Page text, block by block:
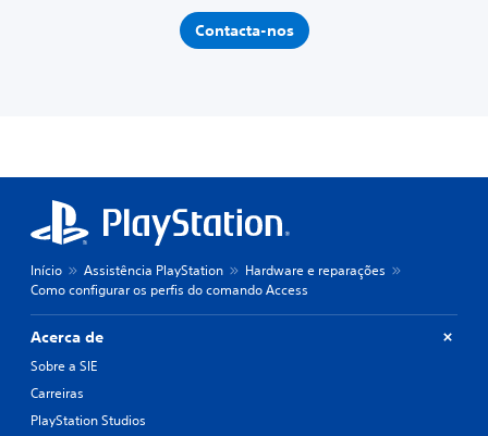
Contacta-nos
Início Assistência PlayStation
Hardware e reparações
Como configurar os perfis do comando Access
Acerca de
Sobre a SIE
Carreiras
PlayStation Studios